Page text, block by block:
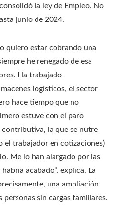
la ley de Empleo. No
junio de 2024.
quiero estar cobrando una
he renegado de esa
Ha trabajado
logísticos, el sector
hace tiempo que no
estuve con el paro
contributiva, la que se nutre
el trabajador en cotizaciones)
Me lo han alargado por las
acabado”, explica. La
una ampliación
personas sin cargas familiares.